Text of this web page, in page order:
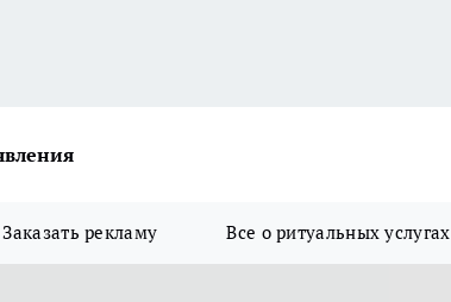
Заказать рекламу Все о ритуальных услугах